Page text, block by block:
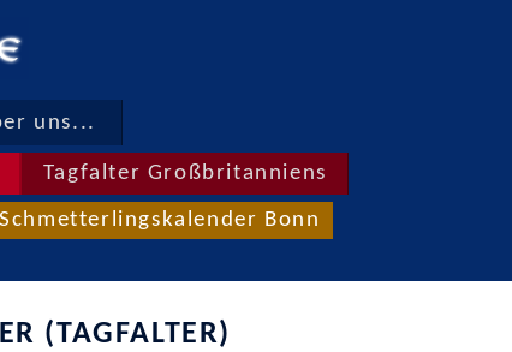
uns...
Tagfalter Großbritanniens
Schmetterlingskalender Bonn
(TAGFALTER)